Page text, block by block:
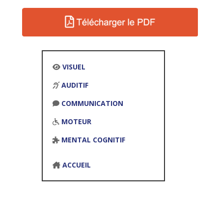
VISUEL
AUDITIF
COMMUNICATION
MOTEUR
MENTAL COGNITIF
ACCUEIL